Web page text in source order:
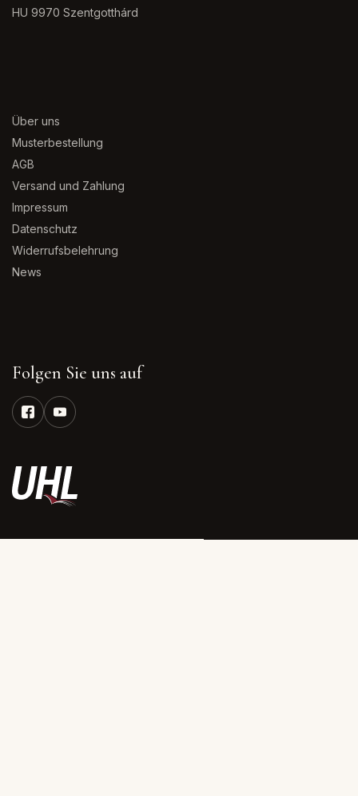
HU 9970 Szentgotthárd
Über uns
Musterbestellung
AGB
Versand und Zahlung
Impressum
Datenschutz
Widerrufsbelehrung
News
Folgen Sie uns auf